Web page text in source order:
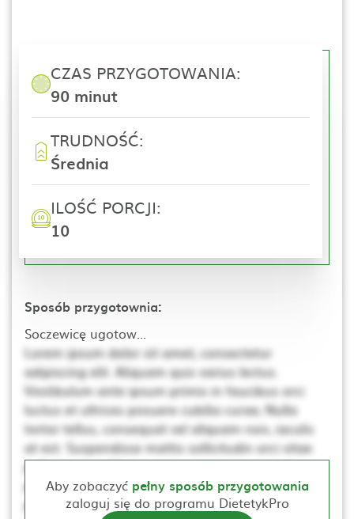
CZAS PRZYGOTOWANIA:
90 minut
TRUDNOŚĆ:
Średnia
ILOŚĆ PORCJI:
10
Sposób przygotownia:
Soczewicę ugotow...
Lorem ipsum dolor sit amet, consectetur
adipiscing elit. Aliquam quis varius lectus.
Vestibulum ante ipsum primis in faucibus orci
luctus et ultrices posuere cubilia curae; Nulla
tortor tellus, consequat vel aliquam non, iaculis
at est. Suspendisse mattis sollicitudin orci vitae
pellentesque. Ut non neque a mi consequat
posuere. Nulla elementum, ante sed tincidunt
porta, lectus dui rhoncus magna, at posuere t
Aby zobaczyć pełny sposób przygotowania
zaloguj się do programu DietetykPro